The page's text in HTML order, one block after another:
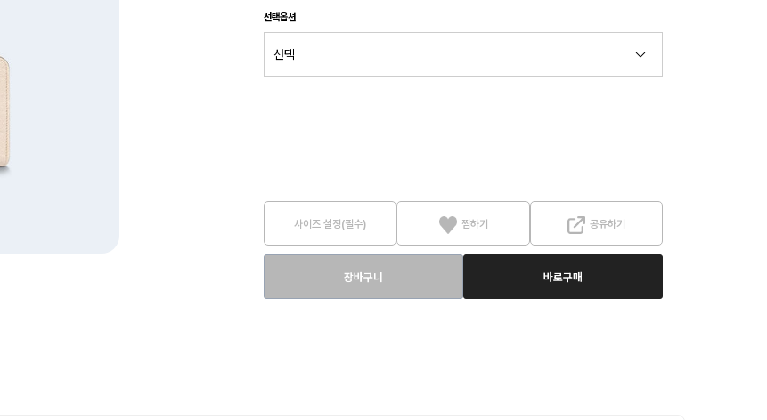
선택옵션
사이즈 설정(필수) 찜하기 공유하기
장바구니 바로구매